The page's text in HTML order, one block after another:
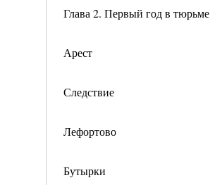
Глава 2. Первый год в тюрьме
Арест
Следствие
Лефортово
Бутырки